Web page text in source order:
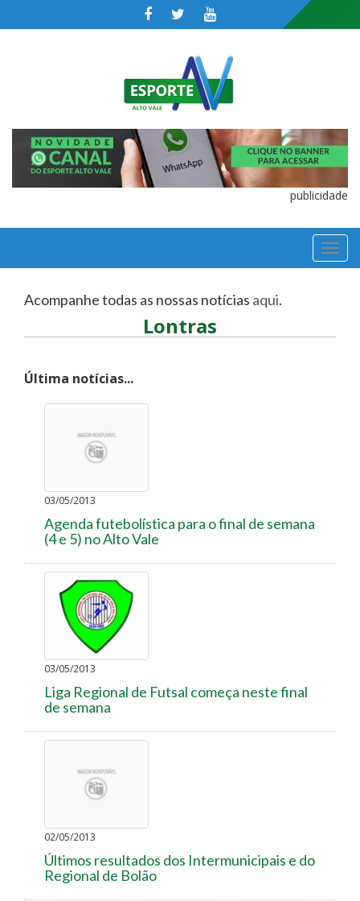
publicidade
Acompanhe todas as nossas notícias aqui.
Lontras
Última notícias...
03/05/2013
Agenda futebolística para o final de semana
(4 e 5) no Alto Vale
03/05/2013
Liga Regional de Futsal começa neste final
de semana
02/05/2013
Últimos resultados dos Intermunicipais e do
Regional de Bolão